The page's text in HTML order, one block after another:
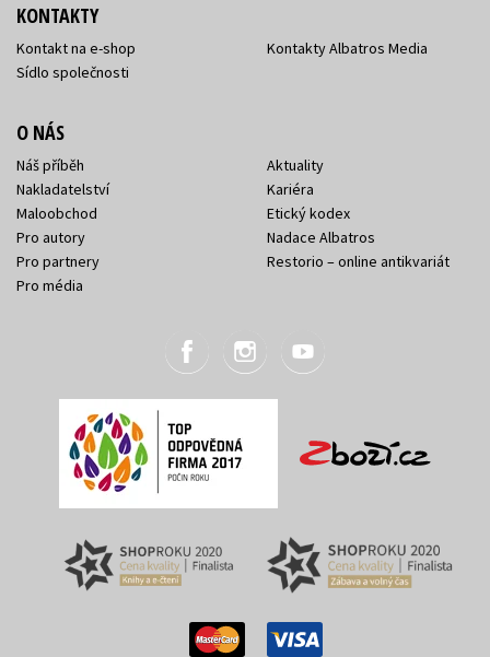
KONTAKTY
Kontakt na e-shop
Sídlo společnosti
Kontakty Albatros Media
O NÁS
Náš příběh
Nakladatelství
Maloobchod
Pro autory
Pro partnery
Pro média
Aktuality
Kariéra
Etický kodex
Nadace Albatros
Restorio – online antikvariát